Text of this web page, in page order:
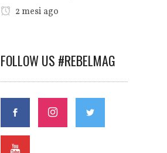
2 mesi ago
FOLLOW US #REBELMAG